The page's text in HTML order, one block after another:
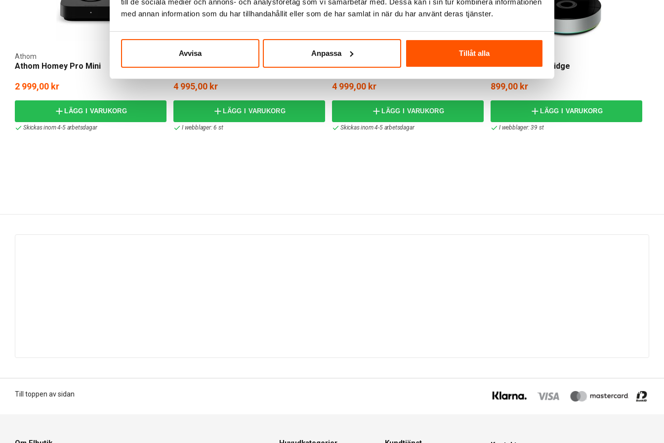
till de sociala medier och annons- och analysföretag som vi samarbetar med. Dessa kan i sin tur kombinera informationen
med annan information som du har tillhandahållit eller som de har samlat in när du har använt deras tjänster.
Avvisa Anpassa Tillåt alla
Athom Homey Pro Mini
Athom
2 999,00 kr
LÄGG I VARUKORG
Skickas inom 4-5 arbetsdagar
Athom Homey Pro (Early 2023)
Athom
4 995,00 kr
LÄGG I VARUKORG
I webblager: 6 st
Athom Homey Pro (2026)
Athom
4 999,00 kr
LÄGG I VARUKORG
Skickas inom 4-5 arbetsdagar
Athom Homey Bridge
899,00 kr
LÄGG I VARUKORG
I webblager: 39 st
Till toppen av sidan